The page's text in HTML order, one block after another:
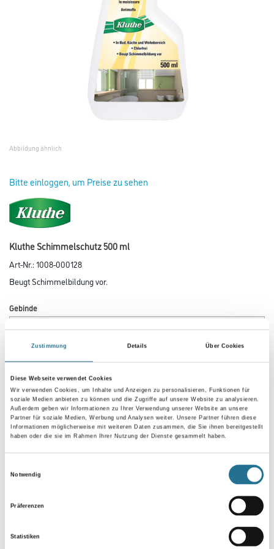
Zustimmung Details Über Cookies
Diese Webseite verwendet Cookies
Wir verwenden Cookies, um Inhalte und Anzeigen zu personalisieren, Funktionen für
soziale Medien anbieten zu können und die Zugriffe auf unsere Website zu analysieren.
Außerdem geben wir Informationen zu Ihrer Verwendung unserer Website an unsere
Partner für soziale Medien, Werbung und Analysen weiter. Unsere Partner führen diese
Informationen möglicherweise mit weiteren Daten zusammen, die Sie ihnen bereitgestellt
haben oder die sie im Rahmen Ihrer Nutzung der Dienste gesammelt haben.
Notwendig
Präferenzen
Statistiken
Abbildung ähnlich
Bitte einloggen, um Preise zu sehen
Kluthe Schimmelschutz 500 ml
Art-Nr.:1008-000128
Beugt Schimmelbildung vor.
Gebinde
Umrechnungsfaktoren